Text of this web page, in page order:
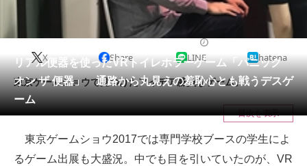
教育・育児
リサーチ
会員記事
メディア
注目記事を集めた総合ページ
リアル便器を使ったVRトイレホラーゲーム「パニック
オン ザ 便器」 通路から丸見えの羞恥心とも戦うデスゲ
ーム
X Share LINE hatena
東京ゲームショウで見つけたアイデア勝負なゲーム。
目次を表示
東京ゲームショウ2017では専門学校ブースの学生によ
るゲーム出展も大盛況。中でも目を引いていたのが、VR